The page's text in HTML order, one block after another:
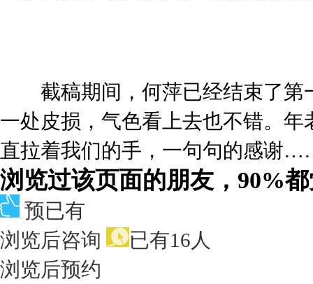
截稿期间，何萍已经结束了第
一处皮损，气色看上去也不错。
直拉着我们的手，一句句的感谢
浏览过该页面的朋友，90%
预已有
浏览后咨询
已有16人
浏览后预约